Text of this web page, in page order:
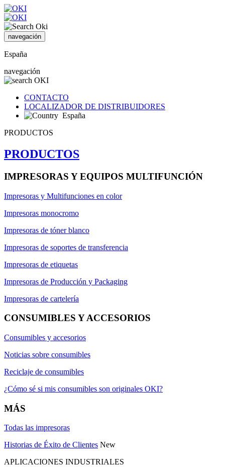
navegación
España
navegación
CONTACTO
LOCALIZADOR DE DISTRIBUIDORES
España
PRODUCTOS
PRODUCTOS
IMPRESORAS Y EQUIPOS MULTIFUNCIÓN
Impresoras y Multifunciones en color
Impresoras monocromo
Impresoras de tóner blanco
Impresoras de soportes de transferencia
Impresoras de etiquetas
Impresoras de Producción y Packaging
Impresoras de cartelería
CONSUMIBLES Y ACCESORIOS
Consumibles y accesorios
Noticias sobre consumibles
Reciclaje de consumibles
¿Cómo sé si mis consumibles son originales OKI?
MÁS
Todas las impresoras
Historias de Éxito de Clientes New
APLICACIONES INDUSTRIALES